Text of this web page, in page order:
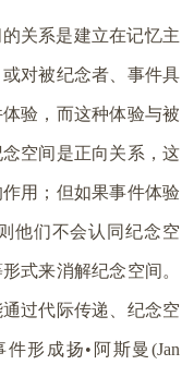
关系是建立在记忆主
对被纪念者、事件具
验，而这种体验与被
空间是正向关系，这
用；但如果事件体验
他们不会认同纪念空
式来消解纪念空间。
过代际传递、纪念空
形成扬•阿斯曼(Jan